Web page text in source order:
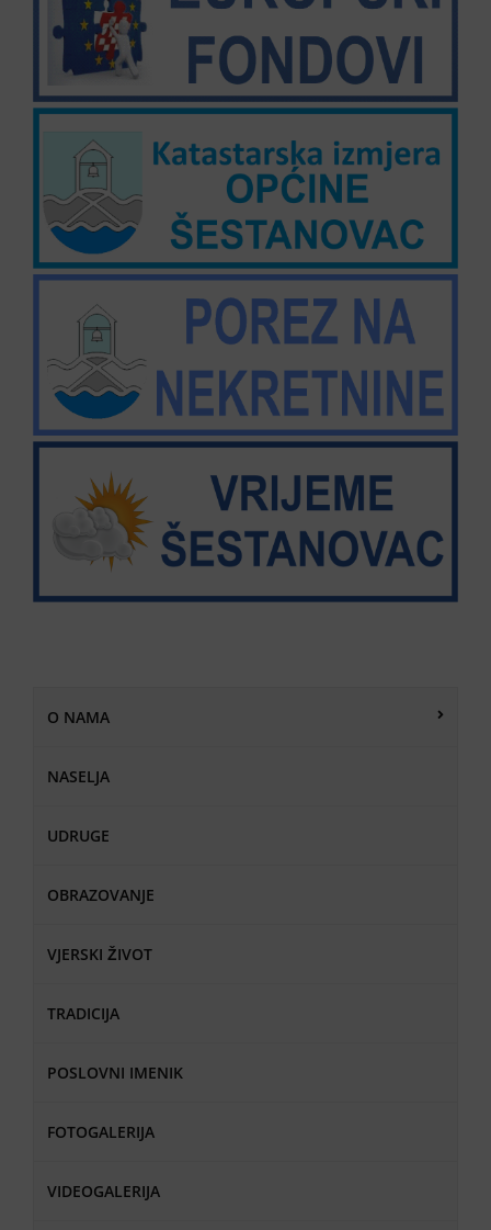
O NAMA
NASELJA
UDRUGE
OBRAZOVANJE
VJERSKI ŽIVOT
TRADICIJA
POSLOVNI IMENIK
FOTOGALERIJA
VIDEOGALERIJA